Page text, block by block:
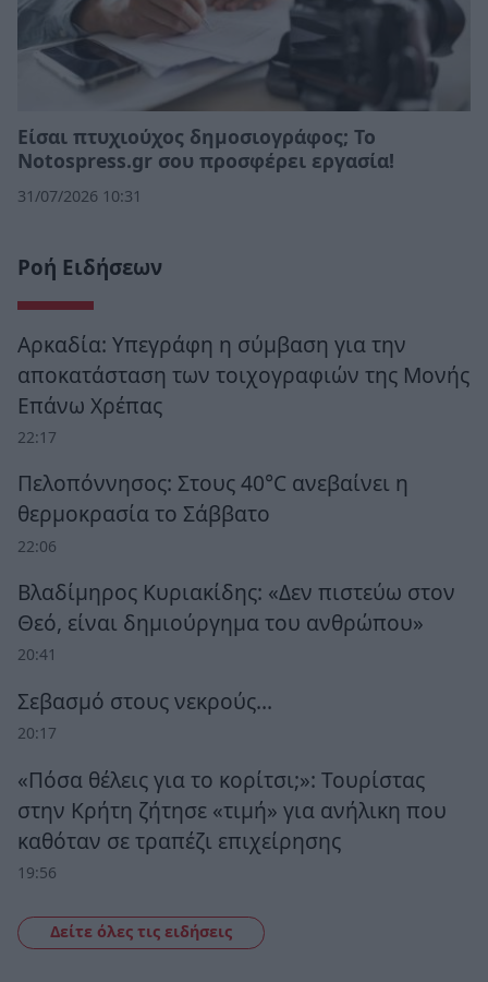
Eίσαι πτυχιούχος δημοσιογράφος; Το
Notospress.gr σου προσφέρει εργασία!
31/07/2026 10:31
Ροή Ειδήσεων
Αρκαδία: Υπεγράφη η σύμβαση για την
αποκατάσταση των τοιχογραφιών της Μονής
Επάνω Χρέπας
22:17
Πελοπόννησος: Στους 40°C ανεβαίνει η
θερμοκρασία το Σάββατο
22:06
Βλαδίμηρος Κυριακίδης: «Δεν πιστεύω στον
Θεό, είναι δημιούργημα του ανθρώπου»
20:41
Σεβασμό στους νεκρούς…
20:17
«Πόσα θέλεις για το κορίτσι;»: Τουρίστας
στην Κρήτη ζήτησε «τιμή» για ανήλικη που
καθόταν σε τραπέζι επιχείρησης
19:56
Δείτε όλες τις ειδήσεις